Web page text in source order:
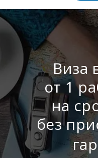
Виза
от 1
на
без